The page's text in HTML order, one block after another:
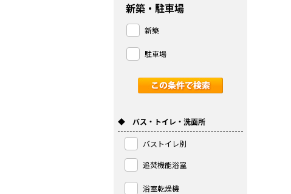
新築・駐車場
新築
駐車場
◆ バス・トイレ・洗面所
バストイレ別
追焚機能浴室
浴室乾燥機